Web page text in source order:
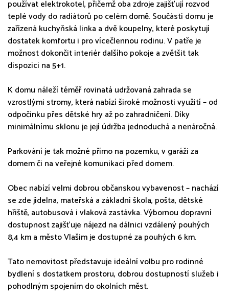
používat elektrokotel, přičemž oba zdroje zajišťují rozvod
teplé vody do radiátorů po celém domě. Součástí domu je
zařízená kuchyňská linka a dvě koupelny, které poskytují
dostatek komfortu i pro vícečlennou rodinu. V patře je
možnost dokončit interiér dalšího pokoje a zvětšit tak
dispozici na 5+1.
K domu náleží téměř rovinatá udržovaná zahrada se
vzrostlými stromy, která nabízí široké možnosti využití – od
odpočinku přes dětské hry až po zahradničení. Díky
minimálnímu sklonu je její údržba jednoduchá a nenáročná.
Parkování je tak možné přímo na pozemku, v garáži za
domem či na veřejné komunikaci před domem.
Obec nabízí velmi dobrou občanskou vybavenost – nachází
se zde jídelna, mateřská a základní škola, pošta, dětské
hřiště, autobusová i vlaková zastávka. Výbornou dopravní
dostupnost zajišťuje nájezd na dálnici vzdálený pouhých
8,4 km a město Vlašim je dostupné za pouhých 6 km.
Tato nemovitost představuje ideální volbu pro rodinné
bydlení s dostatkem prostoru, dobrou dostupností služeb i
pohodlným spojením do okolních měst.